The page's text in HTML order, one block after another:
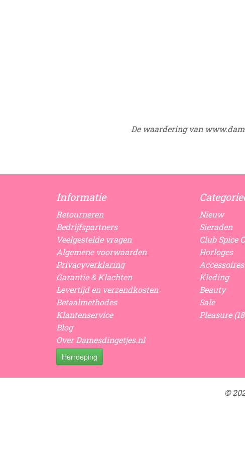
De waardering van
Informatie
Retourneren
Bedrijfspartners
Veelgestelde vragen
Algemene voorwaarden
Privacyverklaring
Garantie & Klachten
Levertijd en verzendkosten
Betaalmethodes
Klantenservice
Blog
Over Damesdingetjes.nl
Herroeping
Nieuw
Sieraden
Club Spice
Horloges
Accessoires
Kleding
Beauty
Sale
Pleasure
©